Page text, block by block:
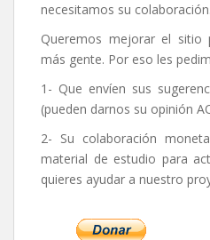
necesitamos su colaboración.
Queremos mejorar el sitio
más gente. Por eso les
1- Que envíen sus
(pueden darnos su opinión
2- Su colaboración
material de estudio para
quieres ayudar a nuestro